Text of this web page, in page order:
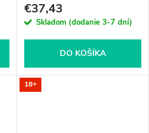
€37,43
Skladom (dodanie 3-7 dní)
DO KOŠÍKA
18+